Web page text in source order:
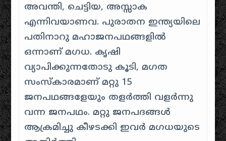
അവന്തി, ചെട്ടിയ, അസ്സാക
എന്നിവയാണവ. പുരാതന ഇന്ത്യയിലെ
പതിനാറു മഹാജനപഥങ്ങളിൽ
ഒന്നാണ് മഗധ. കൃഷി
വ്യാപിക്കുന്നതോടു കൂടി, മഗത
സംസ്കാരമാണ് മറ്റു 15
ജനപഥങ്ങളേയും തളർത്തി വളർന്നു
വന്ന ജനപഥം. മറ്റു ജനപദങ്ങൾ
ആക്രമിച്ചു കീഴടക്കി ഇവർ മഗധയുടെ